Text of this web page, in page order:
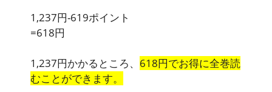
1,237円-619ポイント
=618円
1,237円かかるところ、 618円でお得に全巻読
むことができます。